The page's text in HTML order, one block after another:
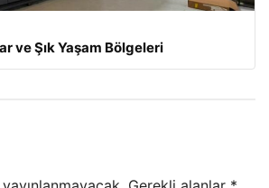
ve Şık Yaşam Bölgeleri